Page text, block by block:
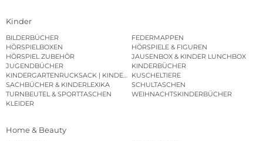
Kinder
BILDERBÜCHER
FEDERMAPPEN
HÖRSPIELBOXEN
HÖRSPIELE & FIGUREN
HÖRSPIEL ZUBEHÖR
JAUSENBOX & KINDER LUNCHBOX
JUGENDBÜCHER
KINDERBÜCHER
KINDERGARTENRUCKSACK | KINDERGARTENBEUTEL
KUSCHELTIERE
SACHBÜCHER & KINDERLEXIKA
SCHULTASCHEN
TURNBEUTEL & SPORTTASCHEN
WEIHNACHTSKINDERBÜCHER
KLEIDER
Home & Beauty